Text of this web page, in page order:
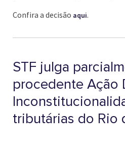
Confira a decisão aqui.
STF julga
procedente Ação
tributárias do Rio